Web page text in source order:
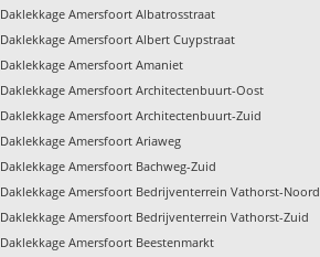
Daklekkage Amersfoort Albatrosstraat
Daklekkage Amersfoort Albert Cuypstraat
Daklekkage Amersfoort Amaniet
Daklekkage Amersfoort Architectenbuurt-Oost
Daklekkage Amersfoort Architectenbuurt-Zuid
Daklekkage Amersfoort Ariaweg
Daklekkage Amersfoort Bachweg-Zuid
Daklekkage Amersfoort Bedrijventerrein Vathorst-Noord
Daklekkage Amersfoort Bedrijventerrein Vathorst-Zuid
Daklekkage Amersfoort Beestenmarkt